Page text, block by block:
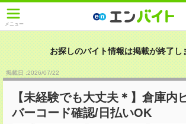
メニュー
お探しのバイト情報は掲載が終了し
掲載日 :2026/07/22
【未経験でも大丈夫＊】倉庫内
バーコード確認/日払いOK